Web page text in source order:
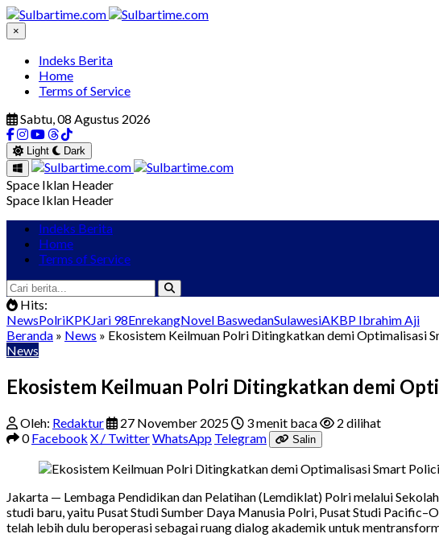
×
Indeks Berita
Home
Terms of Service
Sabtu, 08 Agustus 2026
Light Dark
Space Iklan Header
Space Iklan Header
Indeks Berita
Home
Terms of Service
Hits:
NewsPolriKPKJari 98EnrekangNovel BaswedanSulawesiAKBP Ibrahim Aji
Beranda » News » Ekosistem Keilmuan Polri Ditingkatkan demi Optimalisasi
News
Ekosistem Keilmuan Polri Ditingkatkan demi
Oleh: Redaktur 27 November 2025 3 menit baca
2 dilihat
0Facebook X / TwitterWhatsApp Telegram Salin
Jakarta — Lembaga Pendidikan dan Pelatihan (Lemdiklat) Polri melalui
studi baru, yaitu Pusat Studi Sumber Daya Manusia Polri, Pusat Studi
telah lebih dulu beroperasi sebagai ruang dialog akademik untuk